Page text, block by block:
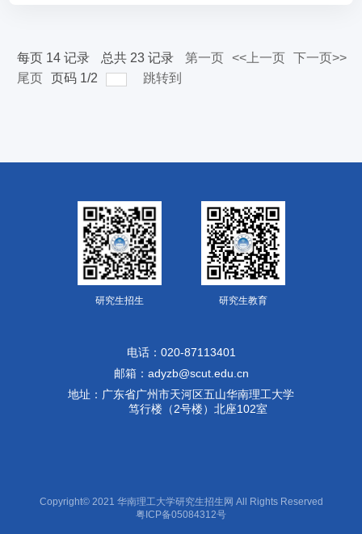
每页 14 记录 总共 23 记录 第一页 <<上一页
下一页>>
尾页
页码 1/2 跳转到
研究生招生 研究生教育
电话：020-87113401
邮箱：adyzb@scut.edu.cn
地址：广东省广州市天河区五山华南理工大学
笃行楼（2号楼）北座102室
Copyright© 2021 华南理工大学研究生招生网 All Rights Reserved
粤ICP备05084312号